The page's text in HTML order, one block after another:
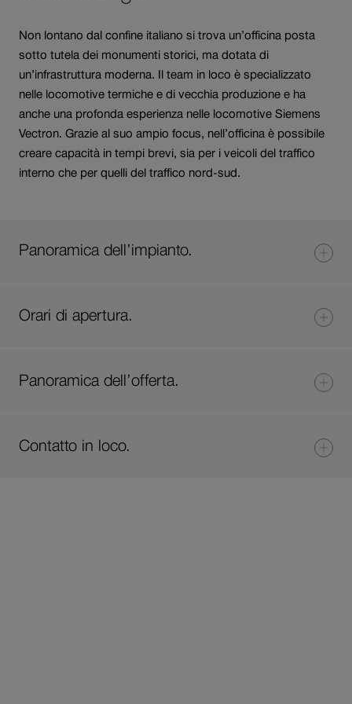
Non lontano dal confine italiano si trova un’officina posta
sotto tutela dei monumenti storici, ma dotata di
un’infrastruttura moderna. Il team in loco è specializzato
nelle locomotive termiche e di vecchia produzione e ha
anche una profonda esperienza nelle locomotive Siemens
Vectron. Grazie al suo ampio focus, nell’officina è possibile
creare capacità in tempi brevi, sia per i veicoli del traffico
interno che per quelli del traffico nord-sud.
Panoramica dell’impianto.
Orari di apertura.
Panoramica dell’offerta.
Contatto in loco.